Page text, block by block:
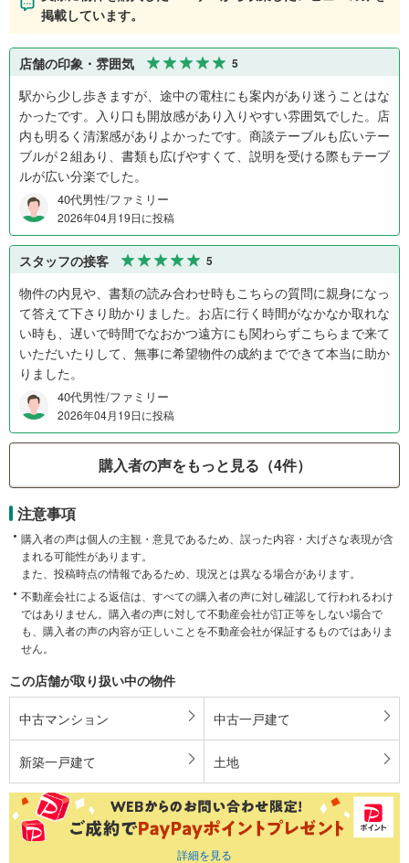
掲載しています。
店舗の印象・雰囲気 5
駅から少し歩きますが、途中の電柱にも案内があり迷うことはな
かったです。入り口も開放感があり入りやすい雰囲気でした。店
内も明るく清潔感がありよかったです。商談テーブルも広いテー
ブルが２組あり、書類も広げやすくて、説明を受ける際もテーブ
ルが広い分楽でした。
40代男性/ファミリー
2026年04月19日に投稿
スタッフの接客 5
物件の内見や、書類の読み合わせ時もこちらの質問に親身になっ
て答えて下さり助かりました。お店に行く時間がなかなか取れな
い時も、遅いで時間でなおかつ遠方にも関わらずこちらまで来て
いただいたりして、無事に希望物件の成約までできて本当に助か
りました。
40代男性/ファミリー
2026年04月19日に投稿
購入者の声をもっと見る（4件）
注意事項
購入者の声は個人の主観・意見であるため、誤った内容・大げさな表現が含
まれる可能性があります。
また、投稿時点の情報であるため、現況とは異なる場合があります。
不動産会社による返信は、すべての購入者の声に対し確認して行われるわけ
ではありません。購入者の声に対して不動産会社が訂正等をしない場合で
も、購入者の声の内容が正しいことを不動産会社が保証するものではありま
せん。
この店舗が取り扱い中の物件
中古マンション 中古一戸建て
新築一戸建て 土地
詳細を見る